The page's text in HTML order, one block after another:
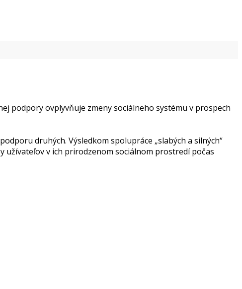
podpory ovplyvňuje zmeny sociálneho systému v prospech
druhých. Výsledkom spolupráce „slabých a silných“
v ich prirodzenom sociálnom prostredí počas